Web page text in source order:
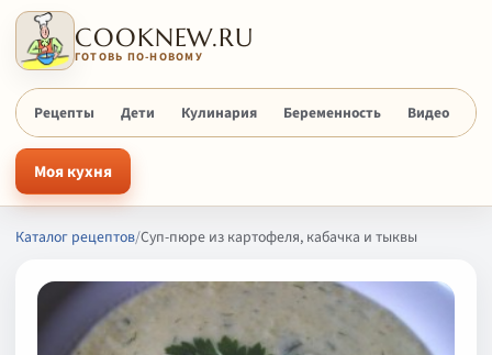
COOKNEW.RU
ГОТОВЬ ПО-НОВОМУ
Рецепты Дети Кулинария Беременность Видео
Моя кухня
Каталог рецептов/Суп-пюре из картофеля, кабачка и тыквы